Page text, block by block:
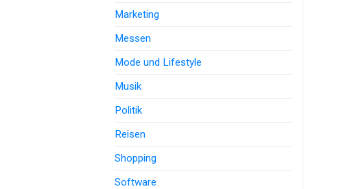
Marketing
Messen
Mode und Lifestyle
Musik
Politik
Reisen
Shopping
Software